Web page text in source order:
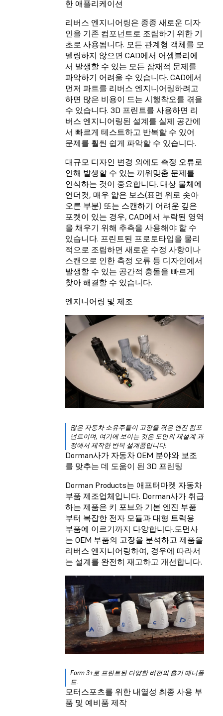
한 애플리케이션
리버스 엔지니어링은 종종 새로운 디자
인을 기존 컴포넌트로 조립하기 위한 기
초로 사용됩니다. 모든 관계형 객체를 모
델링하지 않으면 CAD에서 어셈블리에
서 발생할 수 있는 모든 잠재적 문제를
파악하기 어려울 수 있습니다. CAD에서
먼저 파트를 리버스 엔지니어링하려고
하면 많은 비용이 드는 시행착오를 겪을
수 있습니다. 3D 프린트를 사용하면 리
버스 엔지니어링된 설계를 실제 공간에
서 빠르게 테스트하고 반복할 수 있어
문제를 훨씬 쉽게 파악할 수 있습니다.
대규모 디자인 변경 외에도 측정 오류로
인해 발생할 수 있는 끼워맞춤 문제를
인식하는 것이 중요합니다. 대상 물체에
언더컷, 매우 얇은 보스(표면 위로 솟아
오른 부분) 또는 스캔하기 어려운 깊은
포켓이 있는 경우, CAD에서 누락된 영역
을 채우기 위해 추측을 사용해야 할 수
있습니다. 프린트된 프로토타입을 물리
적으로 조립하면 새로운 수정 사항이나
스캔으로 인한 측정 오류 등 디자인에서
발생할 수 있는 공간적 충돌을 빠르게
찾아 해결할 수 있습니다.
엔지니어링 및 제조
많은 자동차 소유주들이 고장을 겪은 엔진 컴포
넌트이며, 여기에 보이는 것은 도먼의 재설계 과
정에서 제작한 반복 설계품입니다.
Dorman사가 자동차 OEM 분야와 보조
를 맞추는 데 도움이 된 3D 프린팅
Dorman Products는 애프터마켓 자동차
부품 제조업체입니다. Dorman사가 취급
하는 제품은 키 포브와 기본 엔진 부품
부터 복잡한 전자 모듈과 대형 트럭용
부품에 이르기까지 다양합니다.도먼사
는 OEM 부품의 고장을 분석하고 제품을
리버스 엔지니어링하여, 경우에 따라서
는 설계를 완전히 재고하고 개선합니다.
Form 3+로 프린트된 다양한 버전의 흡기 매니폴
드.
모터스포츠를 위한 내열성 최종 사용 부
품 및 예비품 제작